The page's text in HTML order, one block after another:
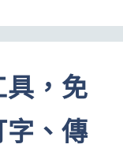
具，免
字、傳